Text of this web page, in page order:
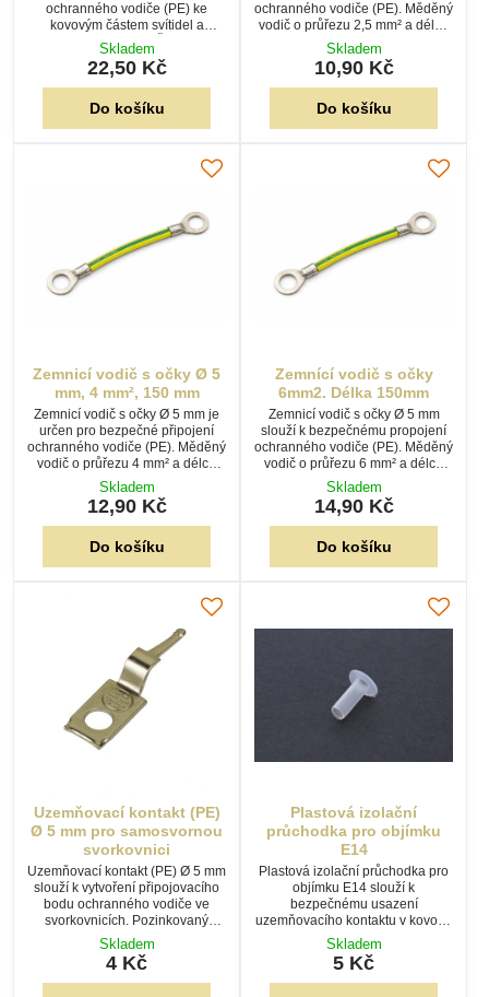
kovovým částem svítidel a
elektrických zařízení. Žlutozelený
vodič o délce 10 cm a průřezu
0,75 mm² je zakončen lisovaným
kabelovým očkem.
Skladem
22,50 Kč
Do košíku
vodič o průřezu 2,5 mm² a délce
150 mm je na obou koncích
zakončen lisovanými kabelovými
oky.
Skladem
10,90 Kč
Do košíku
mm, 4 mm², 150 mm
Zemnicí vodič s očky Ø 5 mm je
určen pro bezpečné připojení
ochranného vodiče (PE). Měděný
vodič o průřezu 4 mm² a délce
150 mm je na obou koncích
zakončen lisovanými kabelovými
oky.
Skladem
12,90 Kč
Do košíku
6mm2. Délka 150mm
Zemnicí vodič s očky Ø 5 mm
slouží k bezpečnému propojení
ochranného vodiče (PE). Měděný
vodič o průřezu 6 mm² a délce
150 mm je na obou koncích
zakončen lisovanými kabelovými
oky.
Skladem
14,90 Kč
Do košíku
Ø 5 mm pro samosvornou
svorkovnici
Uzemňovací kontakt (PE) Ø 5 mm
slouží k vytvoření připojovacího
bodu ochranného vodiče ve
svorkovnicích. Pozinkovaný
ocelový kontakt je určen pro
samosvorné svorkovnice a
bezpečné uzemnění elektrických
zařízení.
Skladem
4 Kč
Do košíku
průchodka pro objímku
E14
Plastová izolační průchodka pro
objímku E14 slouží k
bezpečnému usazení
uzemňovacího kontaktu v kovové
objímce. Vytváří izolační vrstvu
mezi kontaktem a objímkou a je
vhodná pro výrobu i opravy
svítidel.
Skladem
5 Kč
Do košíku